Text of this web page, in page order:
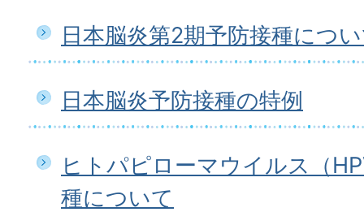
日本脳炎第2期予防接種につ
日本脳炎予防接種の特例
ヒトパピローマウイルス（
種について